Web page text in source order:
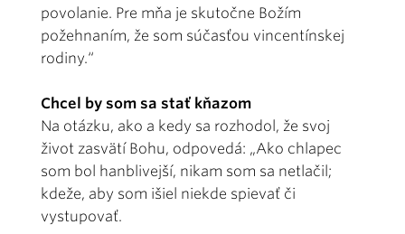
povolanie. Pre mňa je skutočne Božím
požehnaním, že som súčasťou vincentínskej
rodiny.“
Chcel by som sa stať kňazom
Na otázku, ako a kedy sa rozhodol, že svoj
život zasvätí Bohu, odpovedá: „Ako chlapec
som bol hanblivejší, nikam som sa netlačil;
kdeže, aby som išiel niekde spievať či
vystupovať.